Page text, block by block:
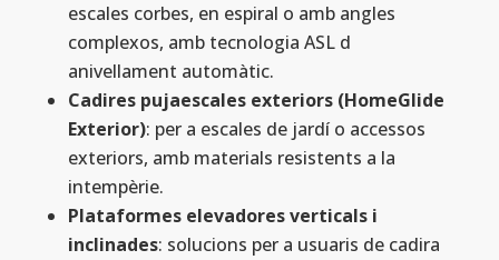
escales corbes, en espiral o amb angles
complexos, amb tecnologia ASL d
anivellament automàtic.
Cadires pujaescales exteriors (HomeGlide
Exterior): per a escales de jardí o accessos
exteriors, amb materials resistents a la
intempèrie.
Plataformes elevadores verticals i
inclinades: solucions per a usuaris de cadira